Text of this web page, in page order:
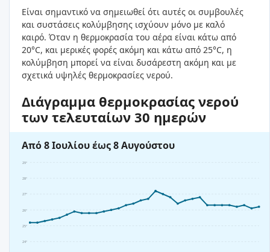
Είναι σημαντικό να σημειωθεί ότι αυτές οι συμβουλές
και συστάσεις κολύμβησης ισχύουν μόνο με καλό
καιρό. Όταν η θερμοκρασία του αέρα είναι κάτω από
20°C, και μερικές φορές ακόμη και κάτω από 25°C, η
κολύμβηση μπορεί να είναι δυσάρεστη ακόμη και με
σχετικά υψηλές θερμοκρασίες νερού.
Διάγραμμα θερμοκρασίας νερού
των τελευταίων 30 ημερών
Από 8 Ιουλίου έως 8 Αυγούστου
24°
25°
26°
27°
28°
29°